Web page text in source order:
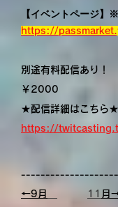
【イベントページ
https://
別途有料配信あり！
￥2000
★配信詳細はこちら★
https://
←9月
11 月